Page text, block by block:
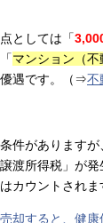
としては「
マンション（
遇です。（⇒不
件があります
渡所得税」が
はカウントされ
却すると、健